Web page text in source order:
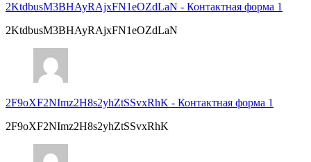
2KtdbusM3BHAyRAjxFN1eOZdLaN - Контактная форма 1
2KtdbusM3BHAyRAjxFN1eOZdLaN
2F9oXF2NImz2H8s2yhZtSSvxRhK - Контактная форма 1
2F9oXF2NImz2H8s2yhZtSSvxRhK